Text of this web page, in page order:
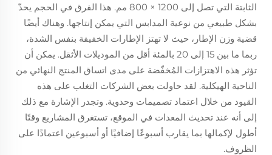
الثابتة التي تصل إلى 1200 × 800 مم. هذا الفرق في الحجم يحدّ
بشكل طبيعي من نوعية المدابس التي يمكن إنتاجها. وهناك أيضًا
قضية وزن الإطار، حيث لا تهتز الإطارات الخفيفة بنفس الشدة،
ربما ما بين 15 إلى 20 بالمئة أقل من الموديلات الأثقل. يمكن أن
تؤثر هذه الاهتزازات المُخفّضة على مدى اتساق المنتج النهائي من
الناحية الهيكلية. لقد حاولت بعض الشركات التغلب على هذه
القيود من خلال اعتماد تصميمات وحدوية. وتجدر الإشارة مع ذلك
إلى أنه عند تحديث المعدات في الموقع، تستغرق المشاريع وقتًا
أطول لإكمالها بما يقارب أسبوعًا إضافيًا أو أسبوعين اعتمادًا على
الظروف.